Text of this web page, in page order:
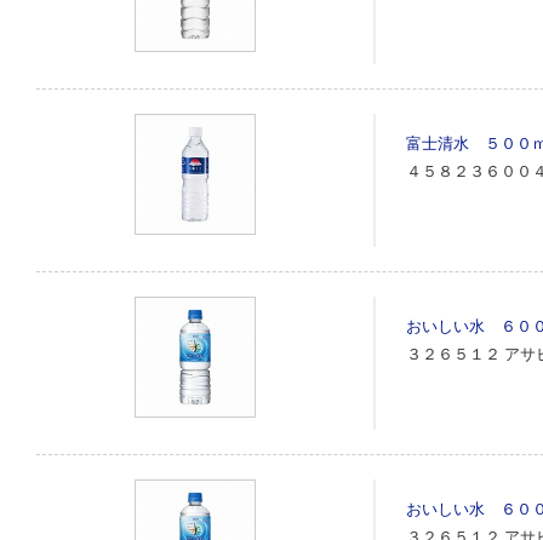
富士清水 ５００
４５８２３６００
おいしい水 ６０
３２６５１２ アサ
おいしい水 ６０